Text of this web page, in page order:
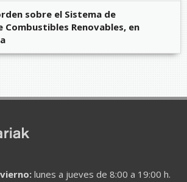
sobre el Sistema de
Combustibles Renovables, en
lunes a jueves de 8:00 a 19:00 h.